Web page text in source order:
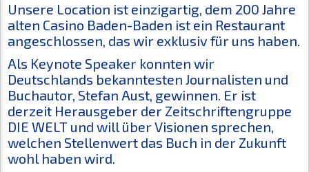
Unsere Location ist einzigartig, dem 200 Jahre
alten Casino Baden-Baden ist ein Restaurant
angeschlossen, das wir exklusiv für uns haben.
Als Keynote Speaker konnten wir
Deutschlands bekanntesten Journalisten und
Buchautor, Stefan Aust, gewinnen. Er ist
derzeit Herausgeber der Zeitschriftengruppe
DIE WELT und will über Visionen sprechen,
welchen Stellenwert das Buch in der Zukunft
wohl haben wird.